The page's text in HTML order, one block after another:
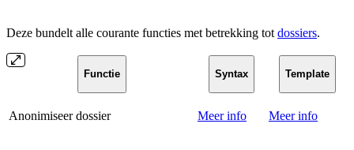
Deze bundelt alle courante functies met betrekking tot dossiers.
Functie Syntax Template
Anonimiseer dossier Meer info Meer info